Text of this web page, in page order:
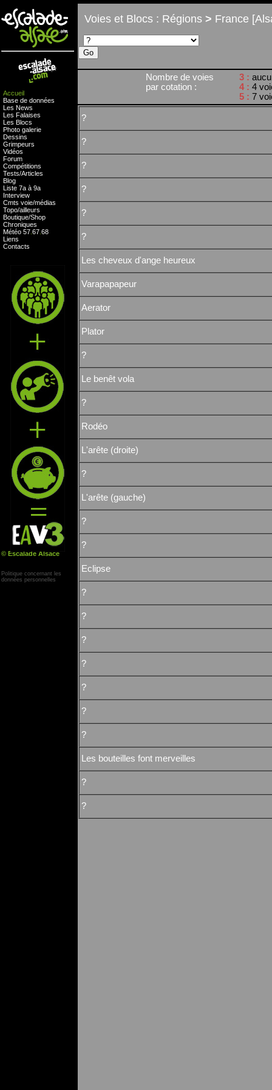
Accueil
Base de données
Les News
Les Falaises
Les Blocs
Photo galerie
Dessins
Grimpeurs
Vidéos
Forum
Compétitions
Tests/Articles
Blog
Liste 7a à 9a
Interview
Cmts voie/médias
Topo/ailleurs
Boutique/Shop
Chroniques
Météo 57 67 68
Liens
Contacts
© Escalade Alsace
Politique concernant les
données personnelles
Voies et Blocs : Régions > France
Nombre de voies
par cotation :
3 :
4 : 4
5 : 7
?
?
?
?
?
?
Les cheveux d'ange heureux
Varapapapeur
Aerator
Plator
?
Le benêt vola
?
Rodéo
L'arête (droite)
?
L'arête (gauche)
?
?
Eclipse
?
?
?
?
?
?
?
Les bouteilles font merveilles
?
?